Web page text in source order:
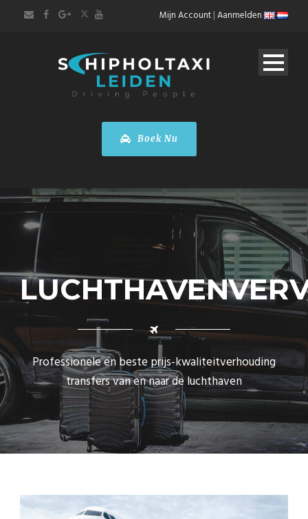
Mijn Account|Aanmelden
Boek Nu
Professionele en beste prijs-kwaliteitverhouding
transfers van en naar de luchthaven